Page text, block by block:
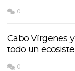
0
Cabo Vírgenes
todo un
0